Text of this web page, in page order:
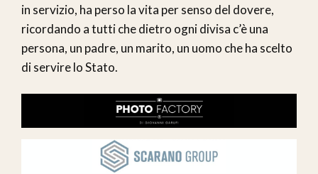
in servizio, ha perso la vita per senso del dovere,
ricordando a tutti che dietro ogni divisa c’è una
persona, un padre, un marito, un uomo che ha scelto
di servire lo Stato.